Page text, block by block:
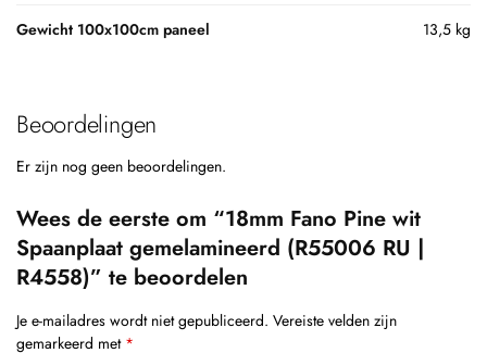
Gewicht 100x100cm paneel 13,5 kg
Beoordelingen
Er zijn nog geen beoordelingen.
Wees de eerste om “18mm Fano Pine wit
Spaanplaat gemelamineerd (R55006 RU |
R4558)” te beoordelen
Je e-mailadres wordt niet gepubliceerd. Vereiste velden zijn
gemarkeerd met *